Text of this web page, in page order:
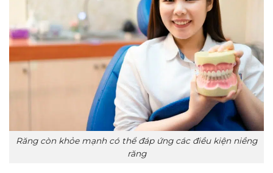
Răng còn khỏe mạnh có thể đáp ứng các điều kiện niềng
răng